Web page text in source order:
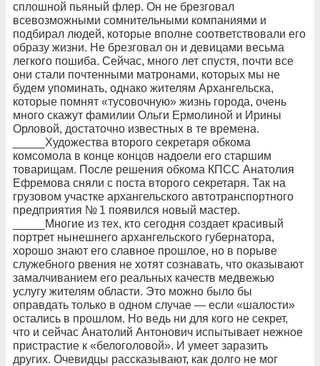
сплошной пьяный флер. Он не брезговал
всевозможными сомнительными компаниями и
подбирал людей, которые вполне соответствовали его
образу жизни. Не брезговал он и девицами весьма
легкого пошиба. Сейчас, много лет спустя, почти все
они стали почтенными матронами, которых мы не
будем упоминать, однако жителям Архангельска,
которые помнят «тусовочную» жизнь города, очень
много скажут фамилии Ольги Ермолиной и Ирины
Орловой, достаточно известных в те времена.
_____Художества второго секретаря обкома
комсомола в конце концов надоели его старшим
товарищам. После решения обкома КПСС Анатолия
Ефремова сняли с поста второго секретаря. Так на
грузовом участке архангельского автотранспортного
предприятия № 1 появился новый мастер.
_____Многие из тех, кто сегодня создает красивый
портрет нынешнего архангельского губернатора,
хорошо знают его славное прошлое, но в порыве
служебного рвения не хотят сознавать, что оказывают
замалчиванием его реальных качеств медвежью
услугу жителям области. Это можно было бы
оправдать только в одном случае — если «шалости»
остались в прошлом. Но ведь ни для кого не секрет,
что и сейчас Анатолий Антонович испытывает нежное
пристрастие к «белоголовой». И умеет заразить
других. Очевидцы рассказывают, как долго не мог